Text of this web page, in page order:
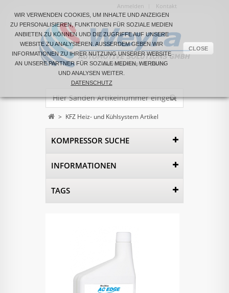
Kontakt
Anmelden
> KFZ Heiz- und Kühlsystem Artikel
KOMPRESSOR SUCHE
INFORMATIONEN
TAGS
WIR VERWENDEN COOKIES, UM INHALTE UND ANZEIGEN
ZU PERSONALISIEREN, FUNKTIONEN FÜR SOZIALE MEDIEN
ANBIETEN ZU KÖNNEN UND DIE ZUGRIFFE AUF UNSERE
WEBSITE ZU ANALYSIEREN. AUSSERDEM GEBEN WIR I
NFORMATIONEN ZU IHRER NUTZUNG UNSERER WEBSITE A
N UNSERE PARTNER FÜR SOZIALE MEDIEN, WERBUNG U
ND ANALYSEN WEITER.
DATENSCHUTZ
CLOSE